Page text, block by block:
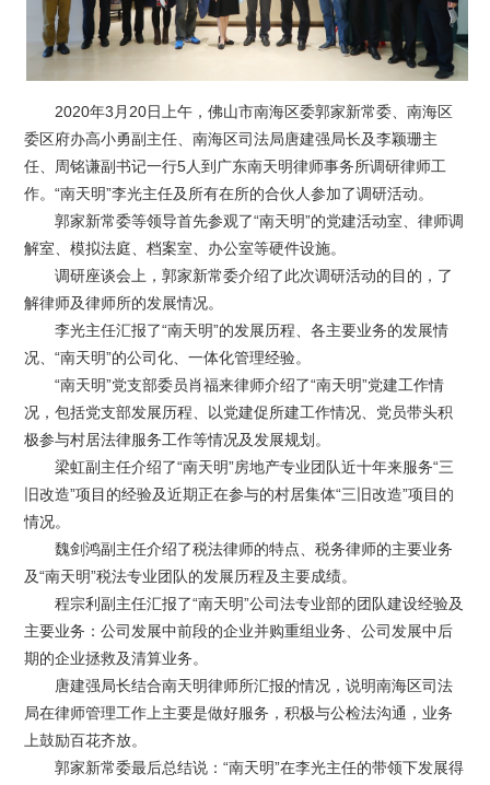
2020年3月20日上午，佛山市南海区委郭家新常委、南海区
委区府办高小勇副主任、南海区司法局唐建强局长及李颖珊主
任、周铭谦副书记一行5人到广东南天明律师事务所调研律师工
作。“南天明”李光主任及所有在所的合伙人参加了调研活动。
郭家新常委等领导首先参观了“南天明”的党建活动室、律师调
解室、模拟法庭、档案室、办公室等硬件设施。
调研座谈会上，郭家新常委介绍了此次调研活动的目的，了
解律师及律师所的发展情况。
李光主任汇报了“南天明”的发展历程、各主要业务的发展情
况、“南天明”的公司化、一体化管理经验。
“南天明”党支部委员肖福来律师介绍了“南天明”党建工作情
况，包括党支部发展历程、以党建促所建工作情况、党员带头积
极参与村居法律服务工作等情况及发展规划。
梁虹副主任介绍了“南天明”房地产专业团队近十年来服务“三
旧改造”项目的经验及近期正在参与的村居集体“三旧改造”项目的
情况。
魏剑鸿副主任介绍了税法律师的特点、税务律师的主要业务
及“南天明”税法专业团队的发展历程及主要成绩。
程宗利副主任汇报了“南天明”公司法专业部的团队建设经验及
主要业务：公司发展中前段的企业并购重组业务、公司发展中后
期的企业拯救及清算业务。
唐建强局长结合南天明律师所汇报的情况，说明南海区司法
局在律师管理工作上主要是做好服务，积极与公检法沟通，业务
上鼓励百花齐放。
郭家新常委最后总结说：“南天明”在李光主任的带领下发展得